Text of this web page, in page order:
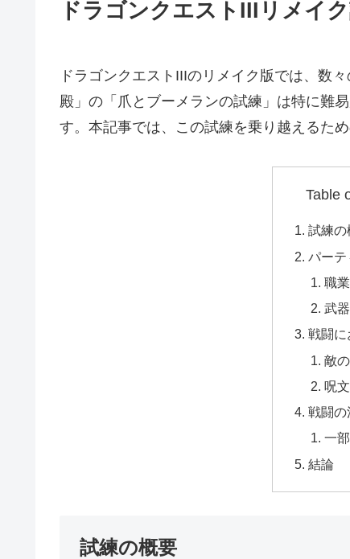
ドラゴンクエストIIIリメイ
ドラゴンクエストIIIのリメイク版では、数
殿」の「爪とブーメランの試練」は特に難
す。本記事では、この試練を乗り越えるた
Table
試練の
パー
職
武
戦闘に
敵
呪
戦闘の
一
結論
試練の概要